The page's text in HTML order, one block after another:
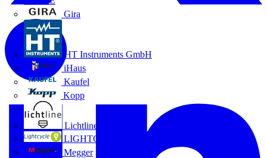
Gira
HT Instruments GmbH
iHaus
Kaufel
Kopp
Lichtline
LIGHTCYCLE
Megger